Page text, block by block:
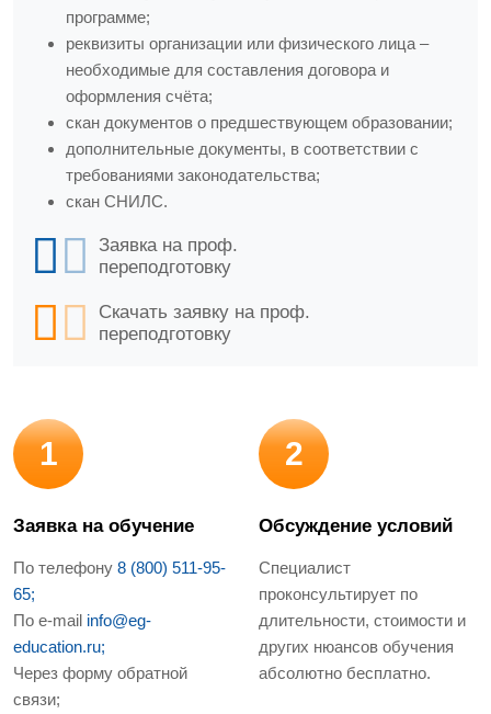
программе;
реквизиты организации или физического лица –
необходимые для составления договора и
оформления счёта;
скан документов о предшествующем образовании;
дополнительные документы, в соответствии с
требованиями законодательства;
скан СНИЛС.
Заявка на проф.
переподготовку
Скачать заявку на проф.
переподготовку
1
Заявка на обучение
По телефону 8 (800) 511-95-
65;
По e-mail info@eg-
education.ru;
Через форму обратной
связи;
2
Обсуждение условий
Специалист
проконсультирует по
длительности, стоимости и
других нюансов обучения
абсолютно бесплатно.